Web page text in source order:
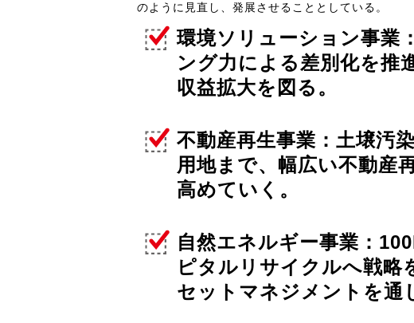
のように見直し、発展させることとしている。
環境ソリューション事業
ング力による差別化を推
収益拡大を図る。
不動産再生事業：土壌汚
用地まで、幅広い不動産
高めていく。
自然エネルギー事業：
ピタルリサイクルへ戦略
セットマネジメントを通